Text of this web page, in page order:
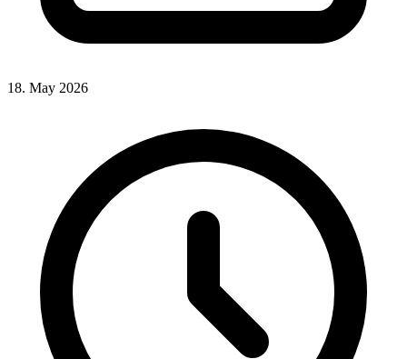
18. May 2026